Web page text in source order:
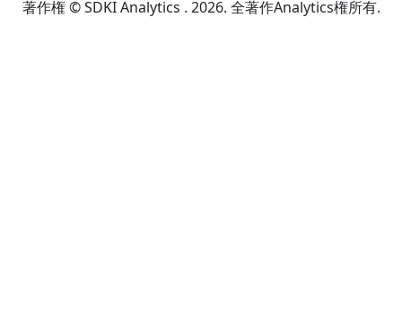
著作権 © SDKI Analytics . 2026. 全著作Analytics権所有.